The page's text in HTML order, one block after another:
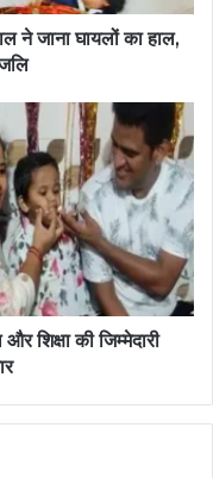
ने जाना घायलों का हाल,
शिक्षा की जिम्मेदारी